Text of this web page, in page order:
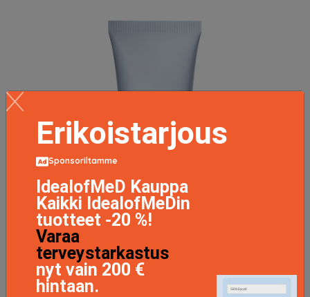
Erikoistarjous
Sponsoriltamme
IdealofMeD Kauppa
Kaikki IdealofMeDin
tuotteet -20 %!
Varaa
terveystarkastus
nyt vain 200 €
hintaan.